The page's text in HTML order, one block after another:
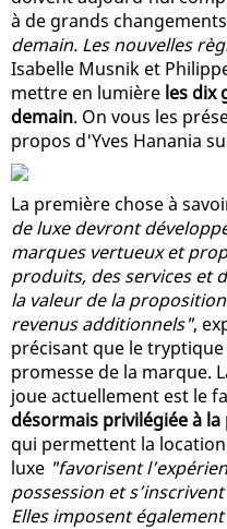
à de grands
demain. Les nouvelles
Isabelle Musnik et
mettre en lumière les dix
demain. On vous les
propos d'Yves Hanania
La première chose à
de luxe devront
marques vertueux et
produits, des services et
la valeur de la
revenus additionnels",
précisant que le
promesse de la marque.
joue actuellement est le
désormais privilégiée à la
qui permettent la
luxe "favorisent
possession et
Elles imposent